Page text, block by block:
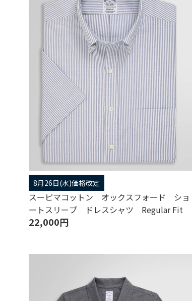
8月26日(水)価格改定
スーピマコットン オックスフォード ショ
ートスリーブ ドレスシャツ Regular Fit
22,000円